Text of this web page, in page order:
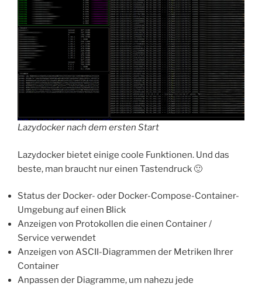
Lazydocker nach dem ersten Start
Lazydocker bietet einige coole Funktionen. Und das
beste, man braucht nur einen Tastendruck 🙂
Status der Docker- oder Docker-Compose-Container-
Umgebung auf einen Blick
Anzeigen von Protokollen die einen Container /
Service verwendet
Anzeigen von ASCII-Diagrammen der Metriken Ihrer
Container
Anpassen der Diagramme, um nahezu jede